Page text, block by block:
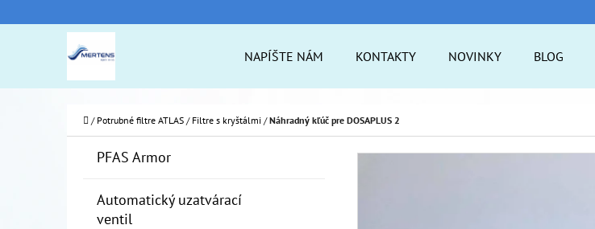
NAPÍŠTE NÁM KONTAKTY NOVINKY BLOG
Domov
/ Potrubné filtre ATLAS / Filtre s kryštálmi / Náhradný kľúč pre DOSAPLUS 2
Preskočiť
PFAS Armor
Automatický uzatvárací
ventil
Í
do
obchodu
do
obchodu